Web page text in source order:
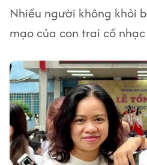
Nhiều người không khỏi
mạo của con trai cố nhạc